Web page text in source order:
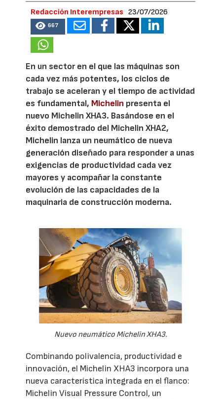
Redacción Interempresas 23/07/2026
667
En un sector en el que las máquinas son
cada vez más potentes, los ciclos de
trabajo se aceleran y el tiempo de actividad
es fundamental, Michelin presenta el
nuevo Michelin XHA3. Basándose en el
éxito demostrado del Michelin XHA2,
Michelin lanza un neumático de nueva
generación diseñado para responder a unas
exigencias de productividad cada vez
mayores y acompañar la constante
evolución de las capacidades de la
maquinaria de construcción moderna.
Nuevo neumático Michelin XHA3.
Combinando polivalencia, productividad e
innovación, el Michelin XHA3 incorpora una
nueva característica integrada en el flanco:
Michelin Visual Pressure Control, un